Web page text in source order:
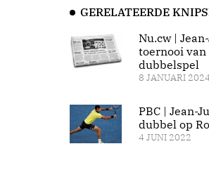
GERELATEERDE
Nu.cw |
toernooi
dubbelspel
8 JANUARI 2024
PBC | Jean-
dubbel op
4 JUNI 2022